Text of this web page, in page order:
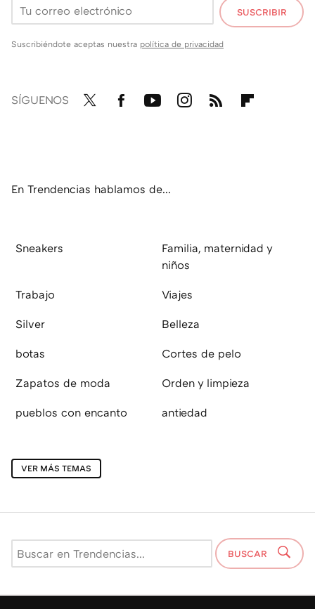
SUSCRIBIR
Suscribiéndote aceptas nuestra política de privacidad
SÍGUENOS
En Trendencias hablamos de...
Sneakers
Familia, maternidad y
niños
Trabajo Viajes
Silver Belleza
botas Cortes de pelo
Zapatos de moda Orden y limpieza
pueblos con encanto antiedad
VER MÁS TEMAS
BUSCAR